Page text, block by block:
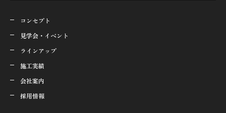
コンセプト
見学会・イベント
ラインアップ
施工実績
会社案内
採用情報